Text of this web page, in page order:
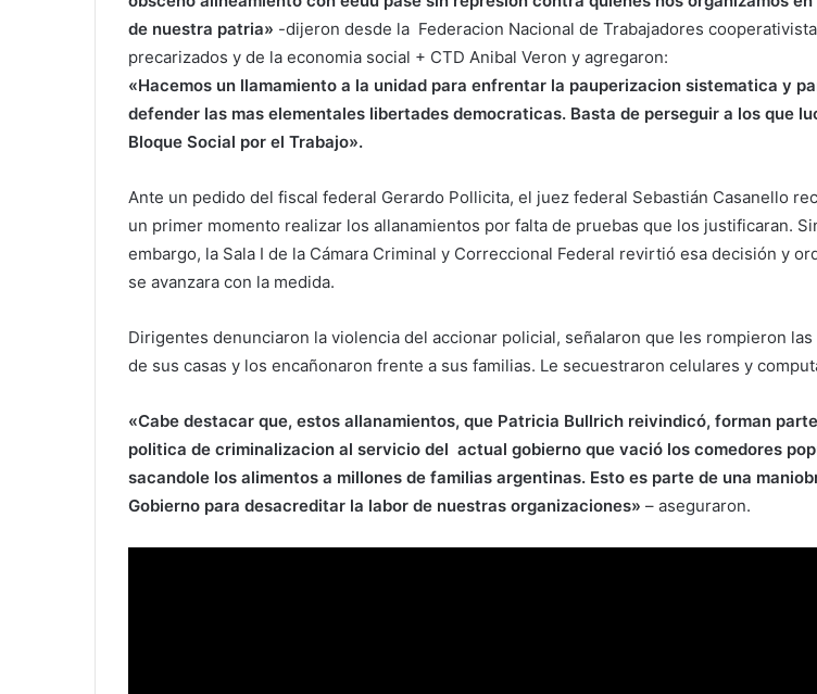
de nuestra patria» -dijeron desde la Federacion Nacional de Trabajadores
precarizados y de la economia social + CTD Anibal Veron y agregaron:
«Hacemos un llamamiento a la unidad para enfrentar la pauperizacion sistematica y
defender las mas elementales libertades democraticas. Basta de perseguir a los que
Bloque Social por el Trabajo».
Ante un pedido del fiscal federal Gerardo Pollicita, el juez federal Sebastián Casanello
un primer momento realizar los allanamientos por falta de pruebas que los justificaran.
embargo, la Sala I de la Cámara Criminal y Correccional Federal revirtió esa decisión y
se avanzara con la medida.
Dirigentes denunciaron la violencia del accionar policial, señalaron que les rompieron
de sus casas y los encañonaron frente a sus familias. Le secuestraron celulares y
«Cabe destacar que, estos allanamientos, que Patricia Bullrich reivindicó, forman
politica de criminalizacion al servicio del actual gobierno que vació los comedores
sacandole los alimentos a millones de familias argentinas. Esto es parte de una
Gobierno para desacreditar la labor de nuestras organizaciones» – aseguraron.